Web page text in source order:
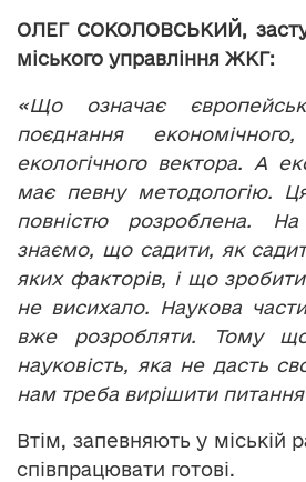
ОЛЕГ СОКОЛОВСЬКИЙ,
міського управління ЖКГ:
«Що означає
поєднання
екологічного вектора. А
має певну методологію.
повністю розроблена.
знаємо, що садити, як
яких факторів, і що
не висихало. Наукова
вже розробляти. Тому
науковість, яка не дасть
нам треба вирішити питання
Втім, запевняють у міській
співпрацювати готові.